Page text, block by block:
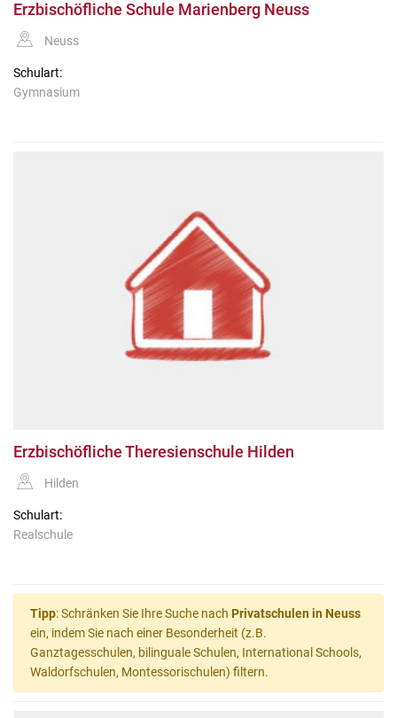
Erzbischöfliche Schule Marienberg Neuss
Neuss
Schulart:
Gymnasium
Erzbischöfliche Theresienschule Hilden
Hilden
Schulart:
Realschule
Tipp: Schränken Sie Ihre Suche nach Privatschulen in Neuss
ein, indem Sie nach einer Besonderheit (z.B.
Ganztagesschulen, bilinguale Schulen, International Schools,
Waldorfschulen, Montessorischulen) filtern.